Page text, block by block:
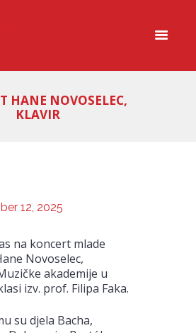
HANE NOVOSELEC,
KLAVIR
12, 2025
na koncert mlade
Novoselec,
akademije u
izv. prof. Filipa Faka.
su djela Bacha,